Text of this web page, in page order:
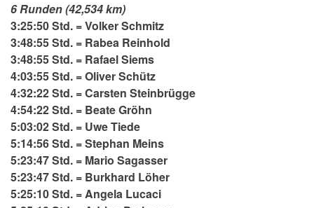
6 Runden (42,534 km)
3:25:50 Std. = Volker Schmitz
3:48:55 Std. = Rabea Reinhold
3:48:55 Std. = Rafael Siems
4:03:55 Std. = Oliver Schütz
4:32:22 Std. = Carsten Steinbrügge
4:54:22 Std. = Beate Gröhn
5:03:02 Std. = Uwe Tiede
5:14:56 Std. = Stephan Meins
5:23:47 Std. = Mario Sagasser
5:23:47 Std. = Burkhard Löher
5:25:10 Std. = Angela Lucaci